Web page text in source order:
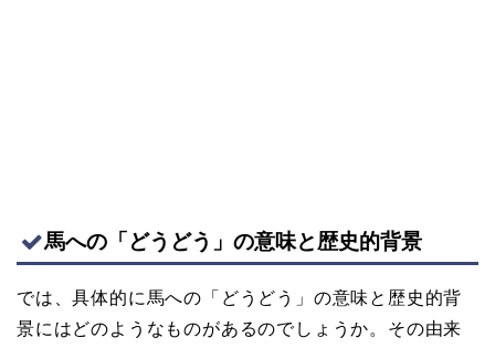
馬への「どうどう」の意味と歴史的背景
では、具体的に馬への「どうどう」の意味と歴史的背
景にはどのようなものがあるのでしょうか。その由来